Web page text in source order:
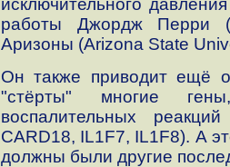
исключительного
работы Джордж Перри
Аризоны (Arizona State
Он также приводит ещё
"стёрты" многие
воспалительных
CARD18, IL1F7, IL1F8). А
должны были другие